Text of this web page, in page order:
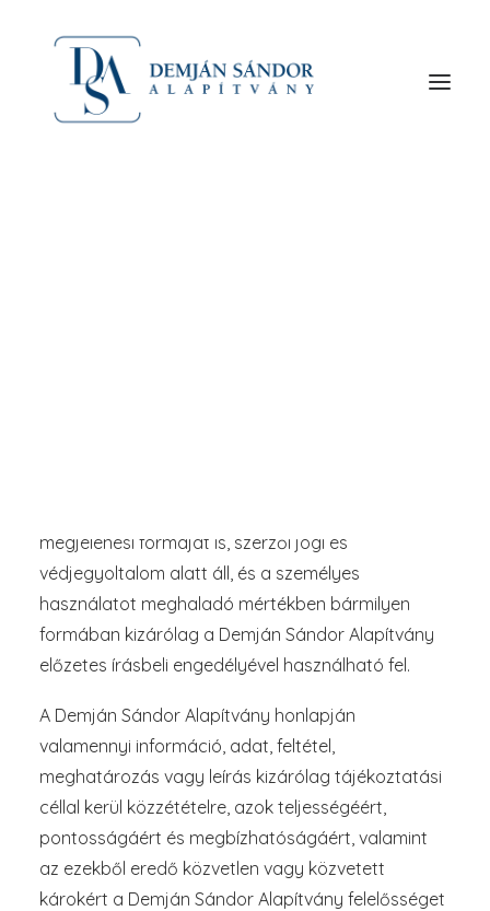
megjelenési formáját is, szerzői jogi és
védjegyoltalom alatt áll, és a személyes
használatot meghaladó mértékben bármilyen
formában kizárólag a Demján Sándor Alapítvány
előzetes írásbeli engedélyével használható fel.
A Demján Sándor Alapítvány honlapján
valamennyi információ, adat, feltétel,
meghatározás vagy leírás kizárólag tájékoztatási
céllal kerül közzétételre, azok teljességéért,
pontosságáért és megbízhatóságáért, valamint
az ezekből eredő közvetlen vagy közvetett
károkért a Demján Sándor Alapítvány felelősséget